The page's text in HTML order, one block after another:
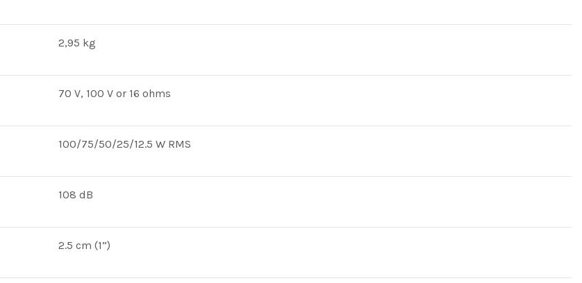
2,95 kg
70 V, 100 V or 16 ohms
100/75/50/25/12.5 W RMS
108 dB
2.5 cm (1”)